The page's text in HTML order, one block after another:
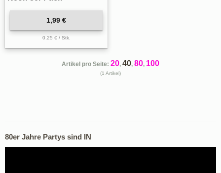
1,99 €
0,25 € / Stk.
Artikel pro Seite: 20, 40, 80, 100
(1 Artikel)
80er Jahre Partys sind IN